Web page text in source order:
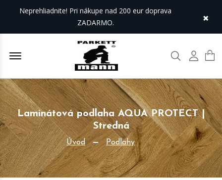
Neprehliadnite! Pri nákupe nad 200 eur doprava
ZADARMO.
×
Offcanvas Menu Open Hľadať Môj
Laminátová podlaha AQUA PROTECT |
Stredná
Úvod Podlahy